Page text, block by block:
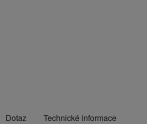
Dotaz Technické informace